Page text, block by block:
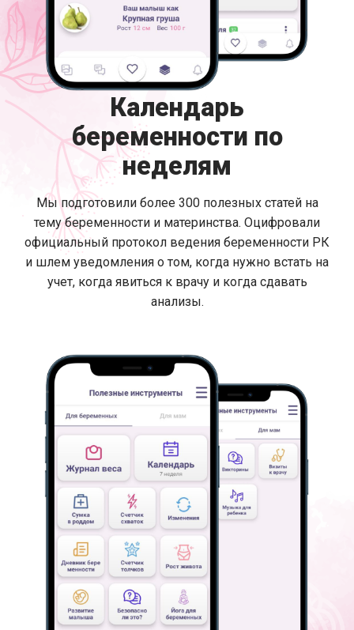
Календарь
беременности по
неделям
Мы подготовили более 300 полезных статей на
тему беременности и материнства. Оцифровали
официальный протокол ведения беременности РК
и шлем уведомления о том, когда нужно встать на
учет, когда явиться к врачу и когда сдавать
анализы.